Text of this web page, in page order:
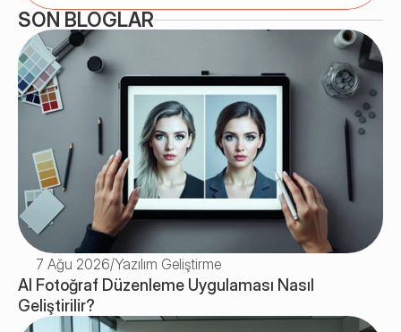
SON BLOGLAR
7 Ağu 2026/Yazılım Geliştirme
AI Fotoğraf Düzenleme Uygulaması Nasıl
Geliştirilir?